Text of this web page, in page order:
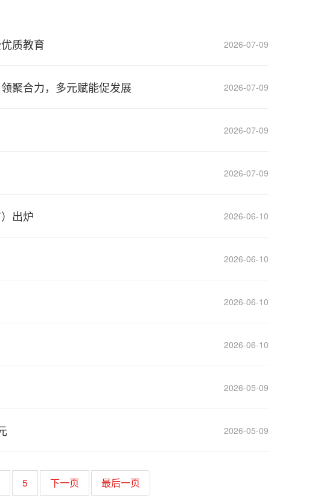
质教育 2026-07-09
聚合力，多元赋能促发展 2026-07-09
2026-07-09
2026-07-09
出炉 2026-06-10
2026-06-10
2026-06-10
2026-06-10
2026-05-09
2026-05-09
5 下一页 最后一页